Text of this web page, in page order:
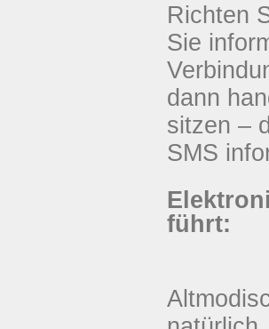
Richten
Sie
dann
sitzen –
SMS
führt: